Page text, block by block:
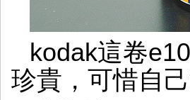
kodak這卷
珍貴，可惜自